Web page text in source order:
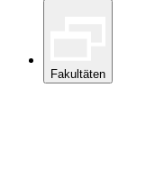
Fakultäten